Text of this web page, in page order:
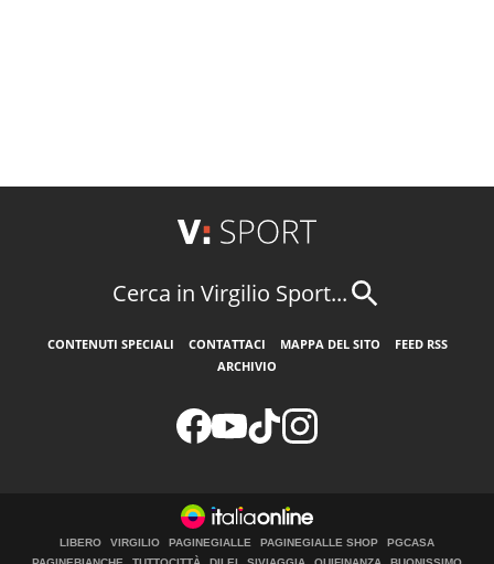
Cerca in Virgilio Sport...
CONTENUTI SPECIALI CONTATTACI MAPPA DEL SITO
FEED RSS
ARCHIVIO
LIBERO VIRGILIO PAGINEGIALLE PAGINEGIALLE SHOP
PGCASA